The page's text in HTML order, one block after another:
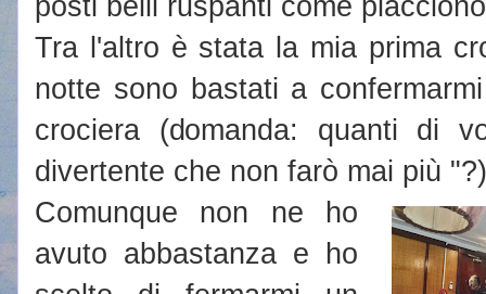
Tra l'altro è stata la mia prima
notte sono bastati a
crociera (domanda: quanti di
divertente che non farò mai più
Comunque non ne ho
avuto abbastanza e ho